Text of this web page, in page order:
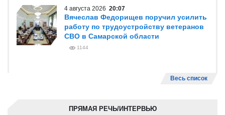
4 августа 2026 20:07
Вячеслав Федорищев поручил усилить
работу по трудоустройству ветеранов
СВО в Самарской области
1144
Весь список
ПРЯМАЯ РЕЧЬ/ИНТЕРВЬЮ